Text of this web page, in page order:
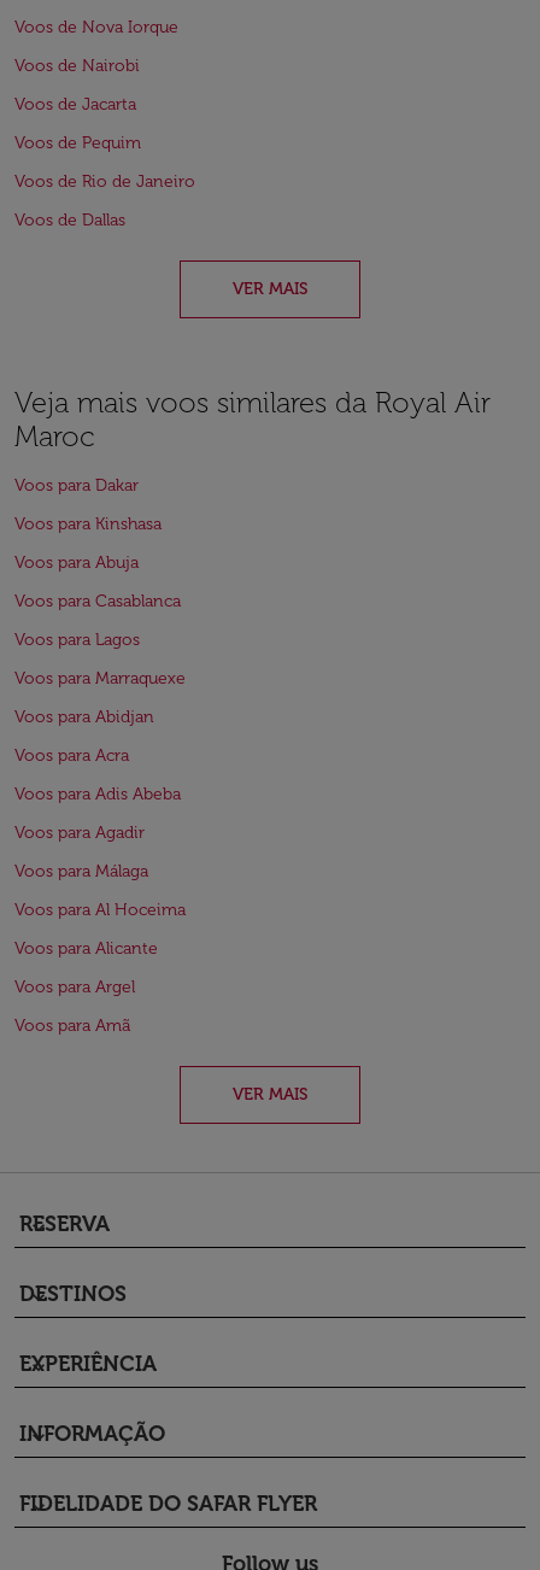
Voos de Nova Iorque
Voos de Nairobi
Voos de Jacarta
Voos de Pequim
Voos de Rio de Janeiro
Voos de Dallas
VER MAIS
Veja mais voos similares da Royal Air
Maroc
Voos para Dakar
Voos para Kinshasa
Voos para Abuja
Voos para Casablanca
Voos para Lagos
Voos para Marraquexe
Voos para Abidjan
Voos para Acra
Voos para Adis Abeba
Voos para Agadir
Voos para Málaga
Voos para Al Hoceima
Voos para Alicante
Voos para Argel
Voos para Amã
VER MAIS
RESERVA
keyboard_arrow_down
DESTINOS
keyboard_arrow_down
EXPERIÊNCIA
keyboard_arrow_down
INFORMAÇÃO
keyboard_arrow_down
FIDELIDADE DO SAFAR FLYER
keyboard_arrow_down
Follow us